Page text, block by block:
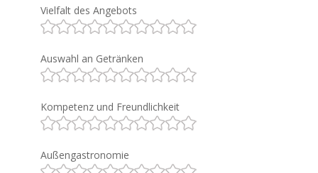
Vielfalt des Angebots
Auswahl an Getränken
Kompetenz und Freundlichkeit
Außengastronomie